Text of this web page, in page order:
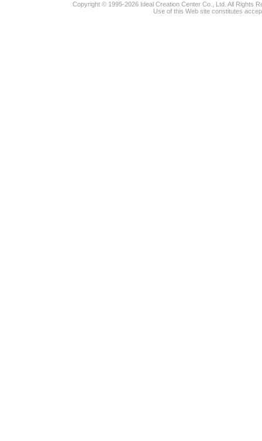
Copyright © 1995-2026 Ideal Creation Center Co., Ltd. All Rights
Use of this Web site constitutes